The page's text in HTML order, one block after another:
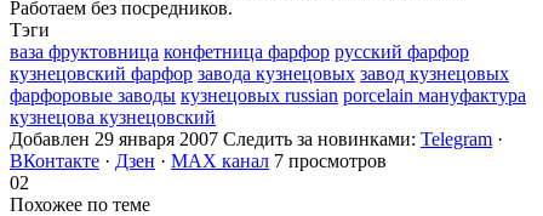
Работаем без посредников.
Тэги
ваза фруктовница конфетница фарфор русский фарфор
кузнецовский фарфор завода кузнецовых завод кузнецовых
фарфоровые заводы кузнецовых russian porcelain мануфактура
кузнецова кузнецовский
Добавлен 29 января 2007 Следить за новинками: Telegram ·
ВКонтакте · Дзен · MAX канал 7 просмотров
02
Похожее по теме